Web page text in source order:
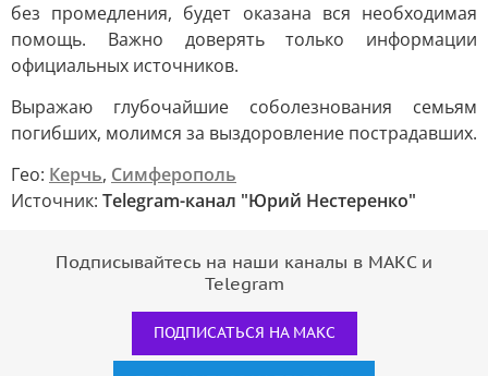
без промедления, будет оказана вся необходимая
помощь. Важно доверять только информации
официальных источников.
Выражаю глубочайшие соболезнования семьям
погибших, молимся за выздоровление пострадавших.
Гео: Керчь, Симферополь
Источник: Telegram-канал "Юрий Нестеренко"
Подписывайтесь на наши каналы в МАКС и
Telegram
ПОДПИСАТЬСЯ НА МАКС